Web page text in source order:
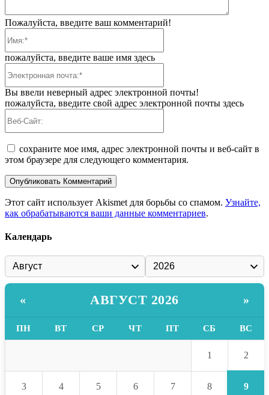
Пожалуйста, введите ваш комментарий!
пожалуйста, введите ваше имя здесь
Вы ввели неверный адрес электронной почты!
пожалуйста, введите свой адрес электронной почты здесь
сохраните мое имя, адрес электронной почты и веб-сайт в
этом браузере для следующего комментария.
Этот сайт использует Akismet для борьбы со спамом. Узнайте,
как обрабатываются ваши данные комментариев.
Календарь
« АВГУСТ 2026 »
ПН ВТ СР ЧТ ПТ СБ ВС
1 2
3 4 5 6 7 8 9